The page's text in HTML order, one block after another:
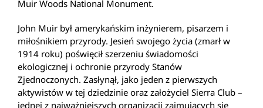
Muir Woods National Monument.
John Muir był amerykańskim inżynierem, pisarzem i
miłośnikiem przyrody. Jesień swojego życia (zmarł w
1914 roku) poświęcił szerzeniu świadomości
ekologicznej i ochronie przyrody Stanów
Zjednoczonych. Zasłynął, jako jeden z pierwszych
aktywistów w tej dziedzinie oraz założyciel Sierra Club –
jednej z najważniejszych organizacji zajmujących się